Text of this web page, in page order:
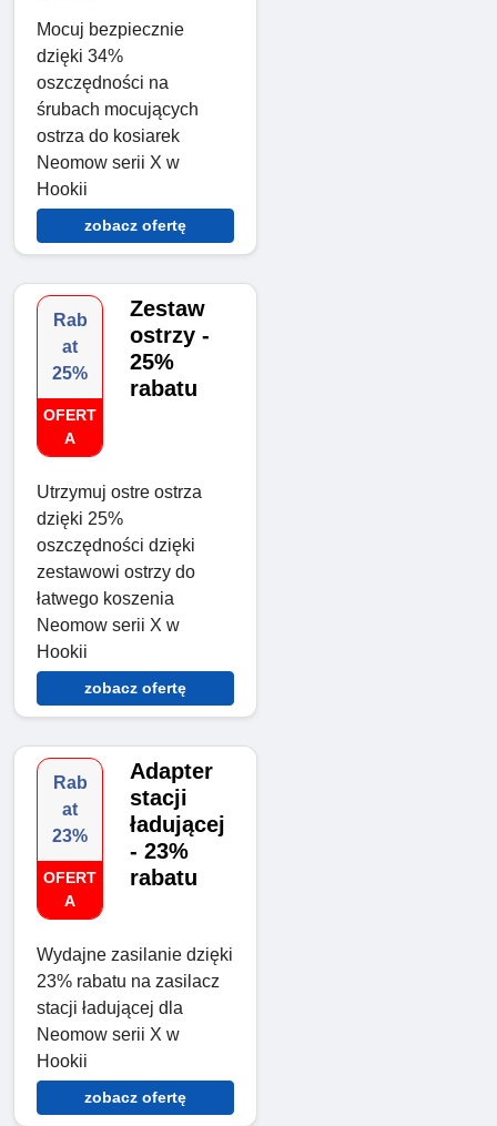
Mocuj bezpiecznie
dzięki 34%
oszczędności na
śrubach mocujących
ostrza do kosiarek
Neomow serii X w
Hookii
zobacz ofertę
Rab
at
25%
OFERT
A
Zestaw
ostrzy -
25%
rabatu
Utrzymuj ostre ostrza
dzięki 25%
oszczędności dzięki
zestawowi ostrzy do
łatwego koszenia
Neomow serii X w
Hookii
zobacz ofertę
Rab
at
23%
OFERT
A
Adapter
stacji
ładującej
- 23%
rabatu
Wydajne zasilanie dzięki
23% rabatu na zasilacz
stacji ładującej dla
Neomow serii X w
Hookii
zobacz ofertę